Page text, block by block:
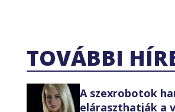
TOVÁBBI
A szexrobotok
eláraszthatják a